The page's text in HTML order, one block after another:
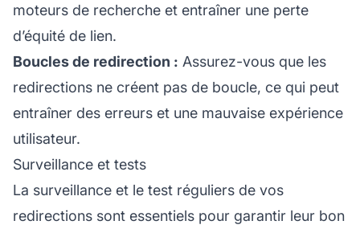
moteurs de recherche et entraîner une perte
d’équité de lien.
Boucles de redirection : Assurez-vous que les
redirections ne créent pas de boucle, ce qui peut
entraîner des erreurs et une mauvaise expérience
utilisateur.
Surveillance et tests
La surveillance et le test réguliers de vos
redirections sont essentiels pour garantir leur bon